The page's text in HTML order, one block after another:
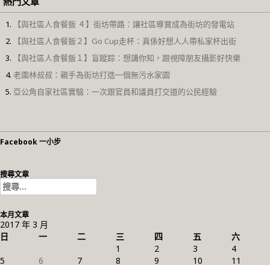
【與社區人食餐飯 ４】街坊帶路：讓社區導賞成為街坊的發電站
【與社區人食餐飯２】Go Cup走杯：真係好想人人帶私家杯出街
【與社區人食餐飯１】盲蹤踪：想講你知，跟視障朋友攝影好快樂
老圍林叔叔：親手為街坊打造一個無污水家園
亞公角自家社區實驗：一次跟官員和議員打交道的公民經驗
Facebook 一小步
搜尋文章
搜
尋
關
鍵
字:
本月文章
2017 年 3 月
日
一 二 三 四 五
六
1
2 3
4
5
6 7 8 9 10 11